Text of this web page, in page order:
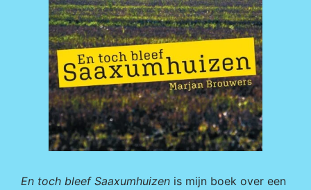
En toch bleef Saaxumhuizen is mijn boek over een